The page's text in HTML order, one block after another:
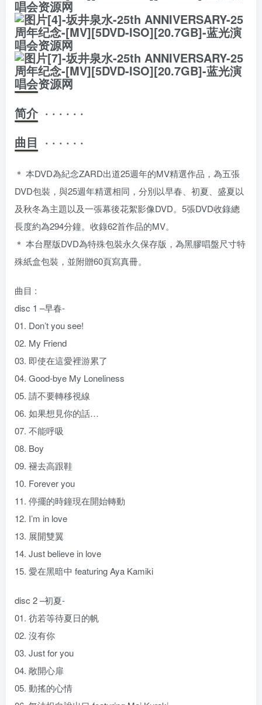
简介 · · · · · ·
曲目 · · · · · ·
＊ 本DVD為紀念ZARD出道25週年的MV精選作品，為五張
DVD包裝，與25週年精選相同，分別以早春、初夏、盛夏以
及秋冬為主題以及一張幕後花絮影像DVD。5張DVD收錄總
長度約為294分鐘。收錄62首作品的MV。
＊ 本台壓版DVD為特殊包裝永久保存版，為黑膠唱盤尺寸特
殊紙盒包裝，並附贈60頁寫真冊。
曲目 :
disc 1 –早春-
01. Don’t you see!
02. My Friend
03. 即使在這愛裡游累了
04. Good-bye My Loneliness
05. 請不要轉移視線
06. 如果想見你的話…
07. 不能呼吸
08. Boy
09. 褪去高跟鞋
10. Forever you
11. 停擺的時鐘現在開始轉動
12. I’m in love
13. 展開雙翼
14. Just believe in love
15. 愛在黑暗中 featuring Aya Kamiki
disc 2 –初夏-
01. 彷若等待夏日的帆
02. 沒有你
03. Just for you
04. 敞開心扉
05. 動搖的心情